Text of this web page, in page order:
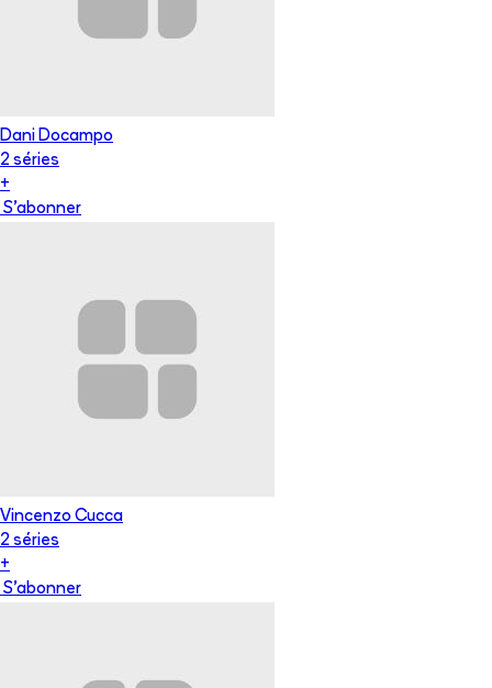
Dani Docampo
2 séries
+
S'abonner
Vincenzo Cucca
2 séries
+
S'abonner